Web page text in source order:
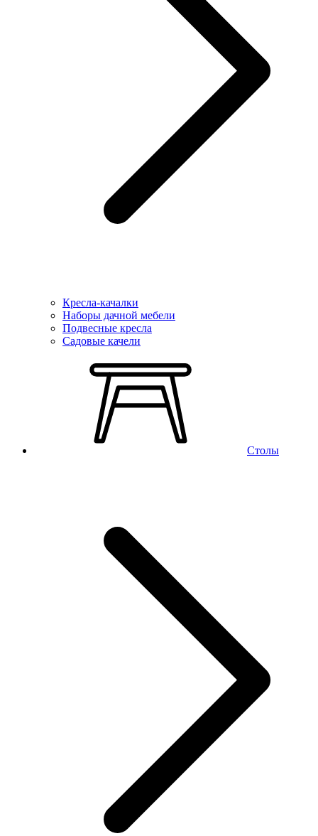
Кресла-качалки
Наборы дачной мебели
Подвесные кресла
Садовые качели
Столы